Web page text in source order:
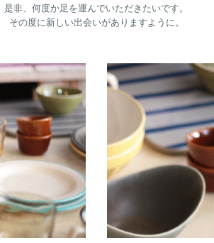
是非、何度か足を運んでいただきたいです。
その度に新しい出会いがありますように。